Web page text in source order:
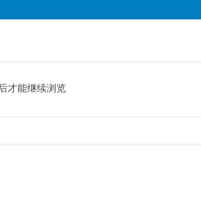
才能继续浏览